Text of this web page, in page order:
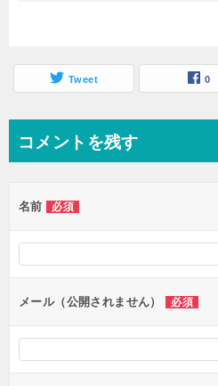
Tweet 0
コメントを残す
名前 必須
メール（公開されません） 必須